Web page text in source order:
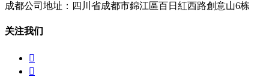
成都公司地址：四川省成都市錦江區百日紅西路創意山6栋
关注我们

